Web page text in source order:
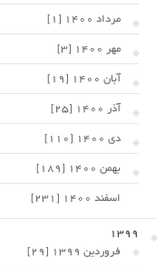
مرداد 1400 [1]
مهر 1400 [3]
آبان 1400 [19]
آذر 1400 [25]
دی 1400 [110]
بهمن 1400 [189]
اسفند 1400 [231]
1399
فروردین 1399 [29]